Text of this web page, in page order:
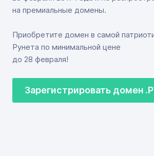
на премиальные домены.
Приобретите домен в самой
Рунета по минимальной цене
до 28 февраля!
Зарегистрировать домен